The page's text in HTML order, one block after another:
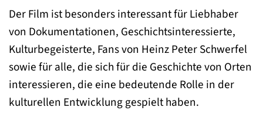
Der Film ist besonders interessant für Liebhaber
von Dokumentationen, Geschichtsinteressierte,
Kulturbegeisterte, Fans von Heinz Peter Schwerfel
sowie für alle, die sich für die Geschichte von Orten
interessieren, die eine bedeutende Rolle in der
kulturellen Entwicklung gespielt haben.